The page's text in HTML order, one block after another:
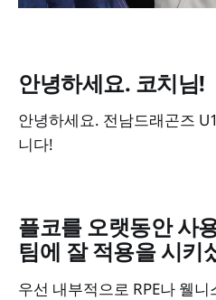
안녕하세요. 코치님!
안녕하세요. 전남드래곤즈
니다!
플코를 오랫동안 사
팀에 잘 적용을 시키
우선 내부적으로 RPE나 웰